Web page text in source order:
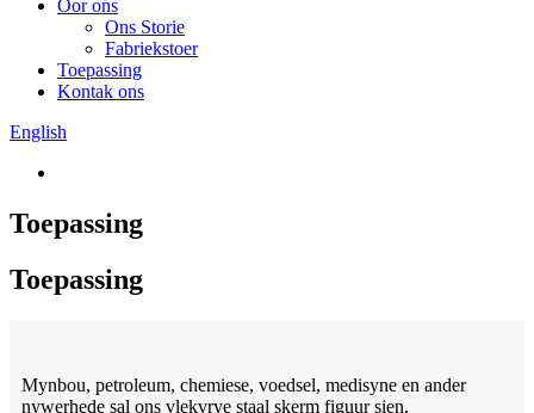
Oor ons
Ons Storie
Fabriekstoer
Toepassing
Kontak ons
English
Toepassing
Toepassing
Mynbou, petroleum, chemiese, voedsel, medisyne en ander
nywerhede sal ons vlekvrye staal skerm figuur sien.